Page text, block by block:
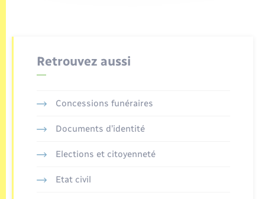
Retrouvez aussi
Concessions funéraires
Documents d’identité
Elections et citoyenneté
Etat civil